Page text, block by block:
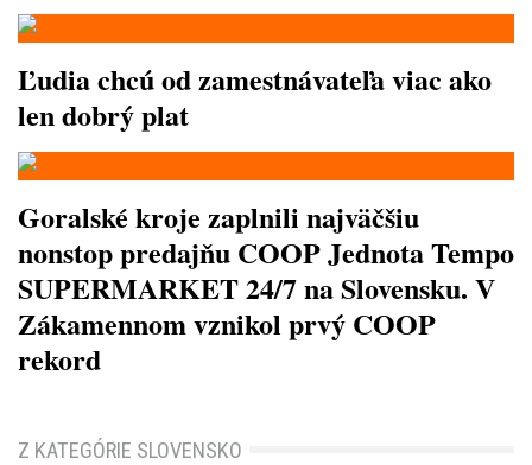
Ľudia chcú od zamestnávateľa viac ako
len dobrý plat
Goralské kroje zaplnili najväčšiu
nonstop predajňu COOP Jednota Tempo
SUPERMARKET 24/7 na Slovensku. V
Zákamennom vznikol prvý COOP
rekord
Z KATEGÓRIE SLOVENSKO